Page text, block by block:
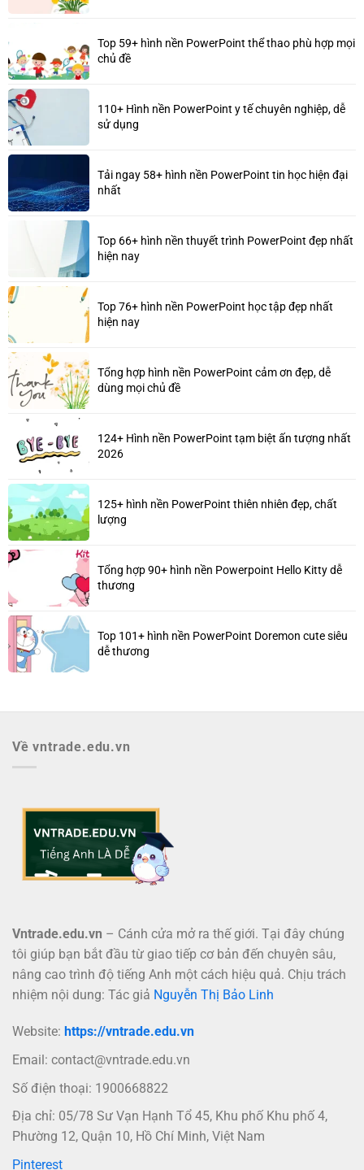
Top 59+ hình nền PowerPoint thể thao phù hợp mọi
chủ đề
110+ Hình nền PowerPoint y tế chuyên nghiệp, dễ
sử dụng
Tải ngay 58+ hình nền PowerPoint tin học hiện đại
nhất
Top 66+ hình nền thuyết trình PowerPoint đẹp nhất
hiện nay
Top 76+ hình nền PowerPoint học tập đẹp nhất
hiện nay
Tổng hợp hình nền PowerPoint cảm ơn đẹp, dễ
dùng mọi chủ đề
124+ Hình nền PowerPoint tạm biệt ấn tượng nhất
2026
125+ hình nền PowerPoint thiên nhiên đẹp, chất
lượng
Tổng hợp 90+ hình nền Powerpoint Hello Kitty dễ
thương
Top 101+ hình nền PowerPoint Doremon cute siêu
dễ thương
Về vntrade.edu.vn
Vntrade.edu.vn – Cánh cửa mở ra thế giới. Tại đây chúng
tôi giúp bạn bắt đầu từ giao tiếp cơ bản đến chuyên sâu,
nâng cao trình độ tiếng Anh một cách hiệu quả. Chịu trách
nhiệm nội dung: Tác giả Nguyễn Thị Bảo Linh
Website: https://vntrade.edu.vn
Email: contact@vntrade.edu.vn
Số điện thoại: 1900668822
Địa chỉ: 05/78 Sư Vạn Hạnh Tổ 45, Khu phố Khu phố 4,
Phường 12, Quận 10, Hồ Chí Minh, Việt Nam
Pinterest